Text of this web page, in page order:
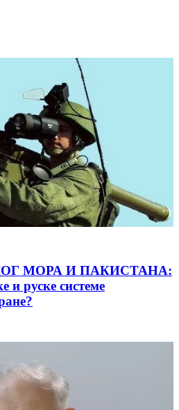
МОРА И ПАКИСТАНА:
и руске системе